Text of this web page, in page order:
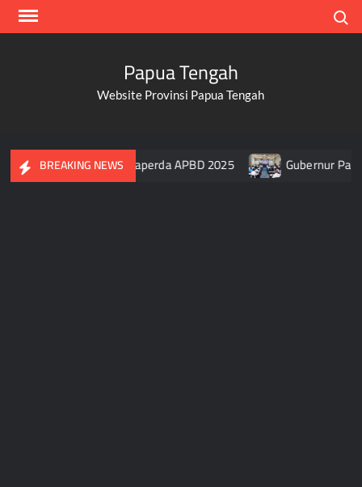
Skip
Papua Tengah
Website Provinsi Papua Tengah
BREAKING NEWS
Tengah Setujui Raperda APBD 2025 Gubernur Papua